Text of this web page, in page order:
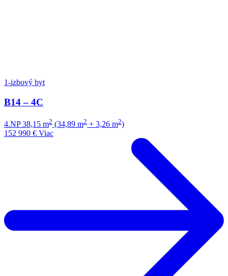
1-izbový byt
B14 – 4C
4.NP 38,15 m2 (34,89 m2 + 3,26 m2)
152 990 € Viac